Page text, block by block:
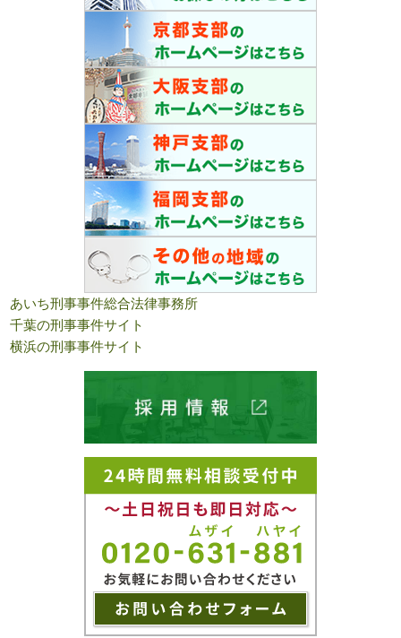
あいち刑事事件総合法律事務所
千葉の刑事事件サイト
横浜の刑事事件サイト